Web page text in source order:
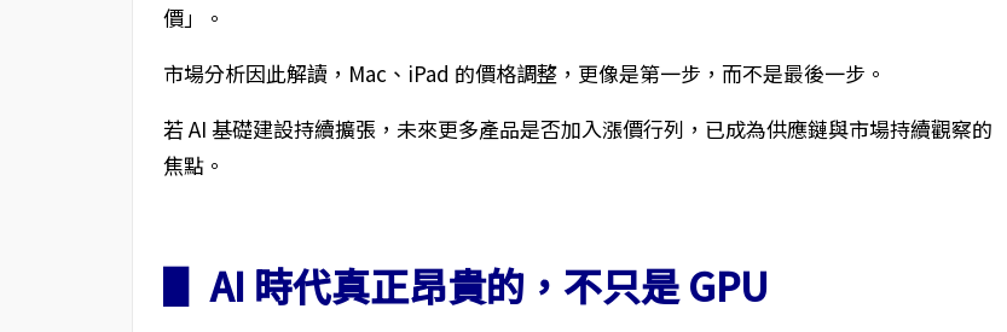
價」。
市場分析因此解讀，Mac、iPad 的價格調整，更像是第一步，而不是最後一步。
若 AI 基礎建設持續擴張，未來更多產品是否加入漲價行列，已成為供應鏈與市場持續觀察的
焦點。
▋ AI 時代真正昂貴的，不只是 GPU